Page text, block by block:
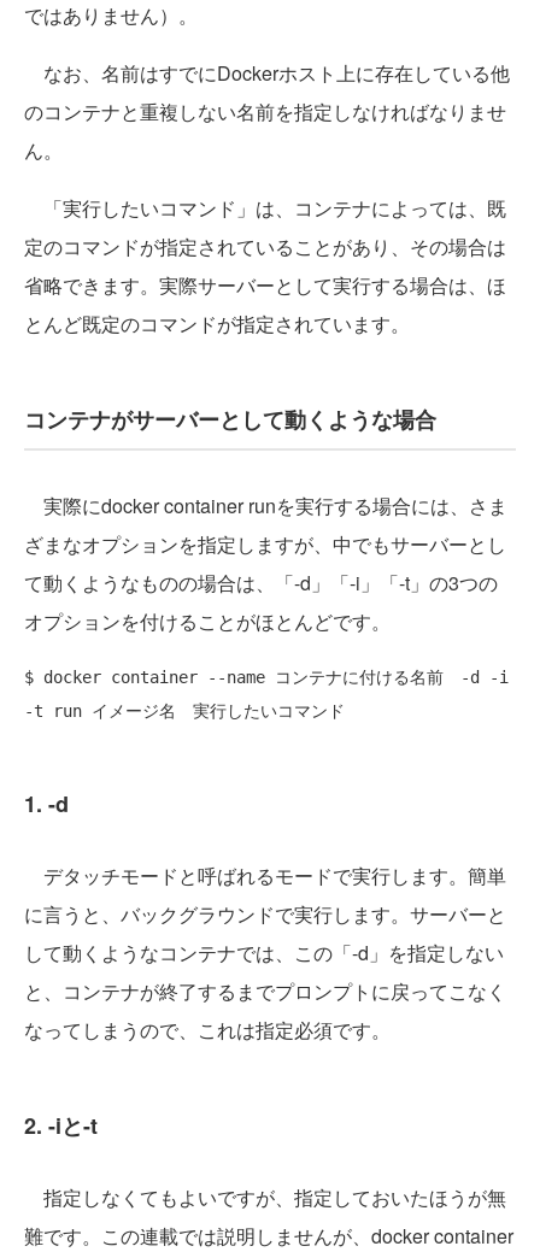
ではありません）。
なお、名前はすでにDockerホスト上に存在している他
のコンテナと重複しない名前を指定しなければなりませ
ん。
「実行したいコマンド」は、コンテナによっては、既
定のコマンドが指定されていることがあり、その場合は
省略できます。実際サーバーとして実行する場合は、ほ
とんど既定のコマンドが指定されています。
コンテナがサーバーとして動くような場合
実際にdocker container runを実行する場合には、さま
ざまなオプションを指定しますが、中でもサーバーとし
て動くようなものの場合は、「-d」「-i」「-t」の3つの
オプションを付けることがほとんどです。
$ docker container --name コンテナに付ける名前　-d -i
1. -d
デタッチモードと呼ばれるモードで実行します。簡単
に言うと、バックグラウンドで実行します。サーバーと
して動くようなコンテナでは、この「-d」を指定しない
と、コンテナが終了するまでプロンプトに戻ってこなく
なってしまうので、これは指定必須です。
2. -iと-t
指定しなくてもよいですが、指定しておいたほうが無
難です。この連載では説明しませんが、docker container